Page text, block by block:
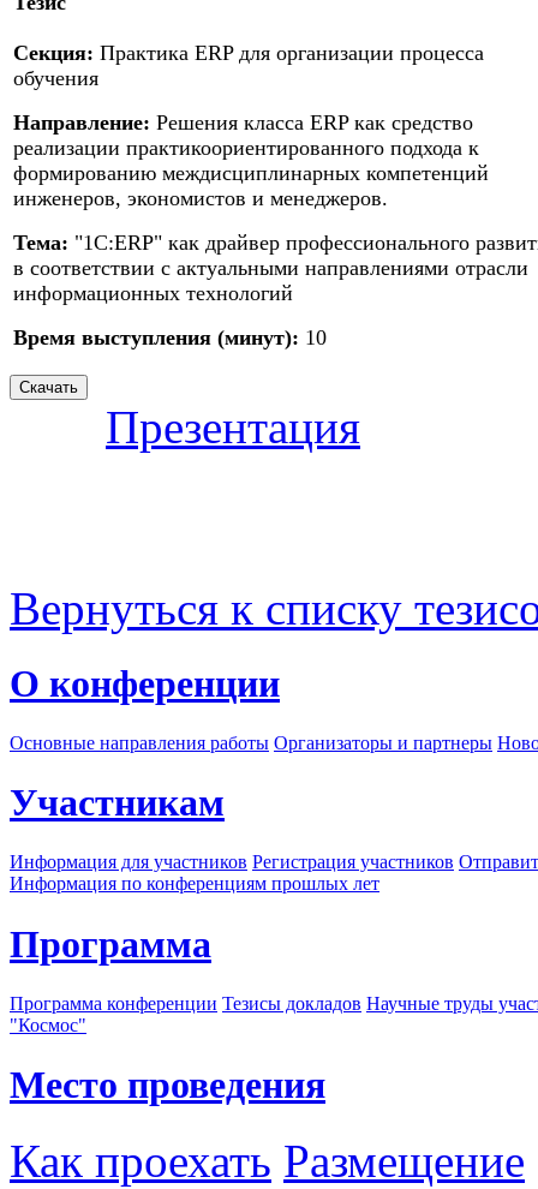
Секция: Практика ERP для организации процесса
обучения
Направление: Решения класса ERP как средство
реализации практикоориентированного подхода к
формированию междисциплинарных компетенций
инженеров, экономистов и менеджеров.
Тема: "1С:ERP" как драйвер профессионального
в соответствии с актуальными направлениями отрасли
информационных технологий
Время выступления (минут): 10
Презентация
Вернуться к списку
О конференции
Основные направления работы Организаторы и партнеры
Участникам
Информация для участников Регистрация участников
Информация по конференциям прошлых лет
Программа
Программа конференции Тезисы докладов Научные труды
"Космос"
Место проведения
Как проехать Размещение